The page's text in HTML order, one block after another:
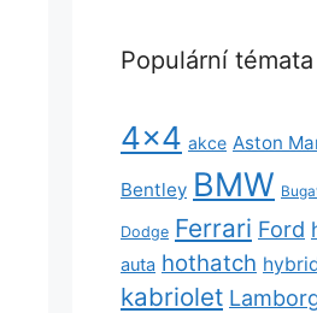
Populární témata
4x4 akce Aston
Bentley BMW
Dodge Ferrari Ford
auta hothatch
kabriolet